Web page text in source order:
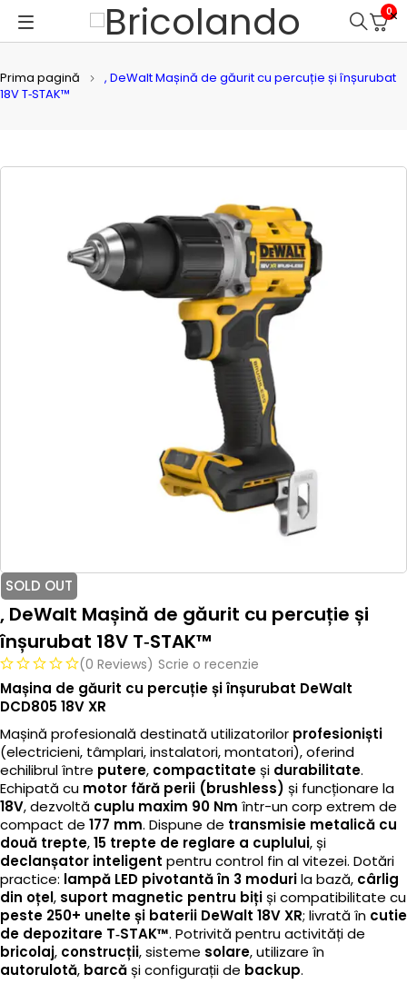
0
Prima pagină
, DeWalt Mașină de găurit cu percuție și înșurubat
18V T‑STAK™
SOLD OUT
, DeWalt Mașină de găurit cu percuție și
înșurubat 18V T‑STAK™
(0 Reviews) Scrie o recenzie
Mașina de găurit cu percuție și înșurubat DeWalt
DCD805 18V XR
Mașină profesională destinată utilizatorilor profesioniști
(electricieni, tâmplari, instalatori, montatori), oferind
echilibrul între putere, compactitateși durabilitate.
Echipată cu motor fără perii (brushless) și funcționare la
18V, dezvoltă cuplu maxim 90 Nm într-un corp extrem de
compact de 177 mm. Dispune de transmisie metalică cu
două trepte,15 trepte de reglare a cuplului, și
declanșator inteligent pentru control fin al vitezei. Dotări
practice: lampă LED pivotantă în 3 modurila bază, cârlig
din oțel, suport magnetic pentru bițiși compatibilitate cu
peste 250+ unelte și baterii DeWalt 18V XR; livrată în cutie
de depozitare T‑STAK™. Potrivită pentru activități de
bricolaj, construcții, sisteme solare, utilizare în
autorulotă, barcăși configurații de backup.